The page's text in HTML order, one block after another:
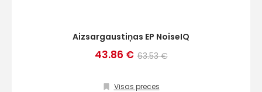
Aizsargaustiņas EP NoiseIQ
43.86 € 63.53 €
Visas preces